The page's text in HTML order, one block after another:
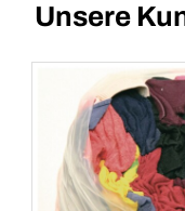
Unsere